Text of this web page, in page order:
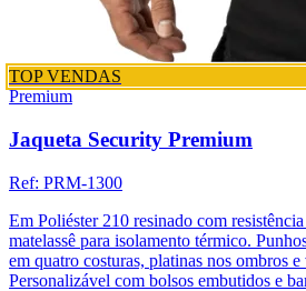
TOP VENDAS
Premium
Jaqueta Security Premium
Ref: PRM-1300
Em Poliéster 210 resinado com
matelassê para isolamento térmico.
em quatro costuras, platinas nos ombros
Personalizável com bolsos embutidos e